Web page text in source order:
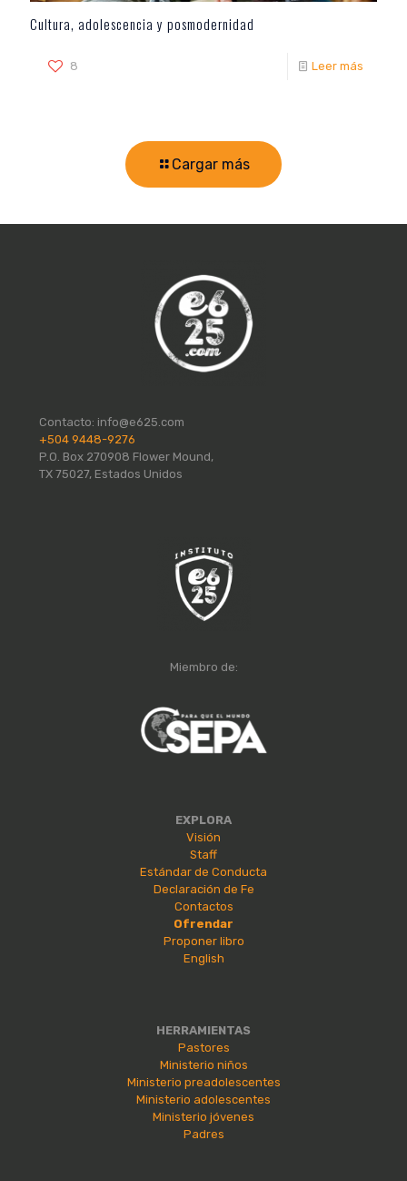
Cultura, adolescencia y posmodernidad
8 Leer más
Cargar más
Contacto: info@e625.com
+504 9448-9276
P.O. Box 270908 Flower Mound,
TX 75027, Estados Unidos
Miembro de:
EXPLORA
Visión
Staff
Estándar de Conducta
Declaración de Fe
Contactos
Ofrendar
Proponer libro
English
HERRAMIENTAS
Pastores
Ministerio niños
Ministerio preadolescentes
Ministerio adolescentes
Ministerio jóvenes
Padres